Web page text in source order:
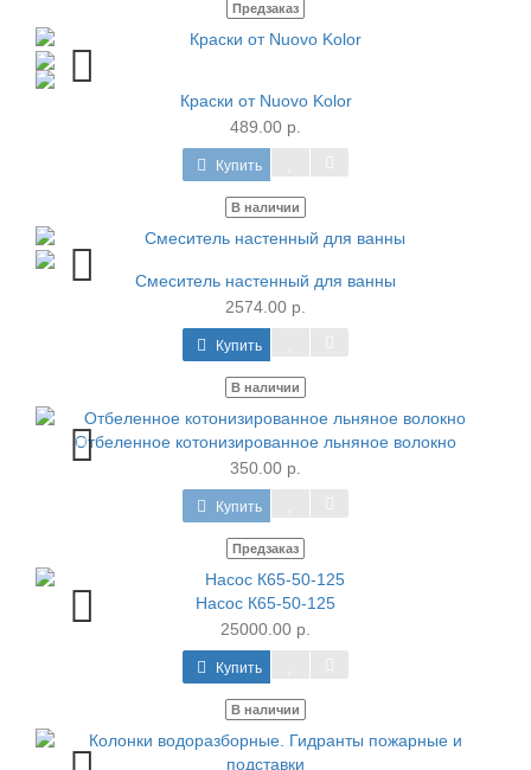
Предзаказ
Краски от Nuovo Kolor
489.00 р.
Купить
В наличии
Смеситель настенный для ванны
2574.00 р.
Купить
В наличии
Отбеленное котонизированное льняное волокно
350.00 р.
Купить
Предзаказ
Насос К65-50-125
25000.00 р.
Купить
В наличии